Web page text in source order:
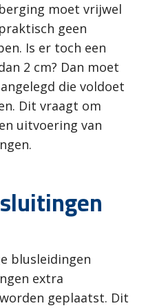
moet vrijwel
geen
Is er toch een
2 cm? Dan moet
die voldoet
Dit vraagt om
uitvoering van
blusleidingen
extra
geplaatst. Dit